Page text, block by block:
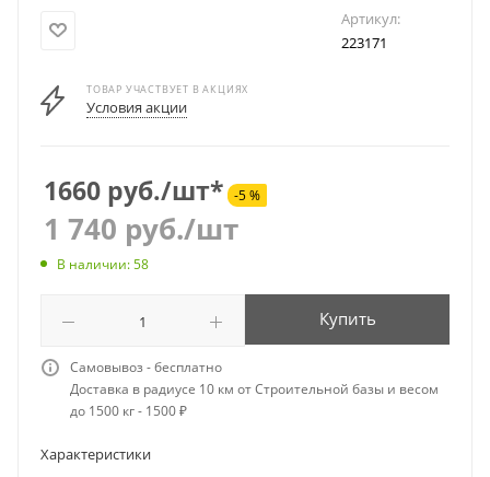
Артикул:
223171
ТОВАР УЧАСТВУЕТ В АКЦИЯХ
Условия акции
1660 руб./шт* -5 %
1 740 руб./шт
В наличии: 58
Купить
Самовывоз - бесплатно
Доставка в радиусе 10 км от Строительной базы и весом
до 1500 кг - 1500 ₽
Характеристики